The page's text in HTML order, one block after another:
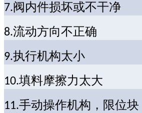
7.阀内件损坏或不干净
8.流动方向不正确
9.执行机构太小
10.填料摩擦力太大
11.手动操作机构，限位块